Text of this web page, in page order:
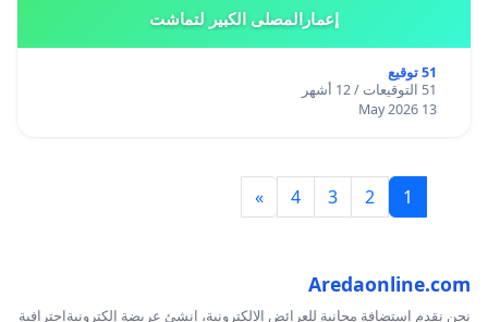
إعمارالمصلى الكبير لتماشت
51 توقيع
51 التوقيعات / 12 أشهر
13 May 2026
1
2
3
4
»
Aredaonline.com
نحن نقدم استضافة مجانية للعرائض الإلكترونية، انشئ عريضة إلكترونيةاحترافية